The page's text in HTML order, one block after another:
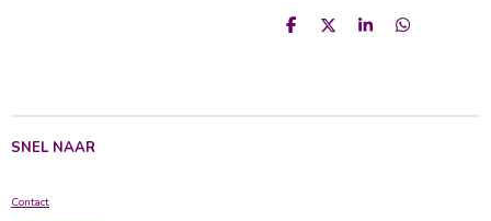
D
D
S
D
SNEL NAAR
Contact